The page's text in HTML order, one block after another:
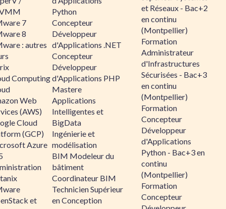
7
8
: autres
Computing
Web
(AWS)
Cloud
(GCP)
Azure
et
Python
Concepteur
Développeur
d'Applications .NET
Concepteur
Développeur
d'Applications PHP
Mastere
Applications
Intelligentes et
BigData
Ingénierie et
modélisation
BIM Modeleur du
bâtiment
Coordinateur BIM
Technicien Supérieur
en Conception
et Réseaux - Bac+2
en continu
(Montpellier)
Formation
Administrateur
d'Infrastructures
Sécurisées - Bac+3
en continu
(Montpellier)
Formation
Concepteur
Développeur
d'Applications
Python - Bac+3 en
continu
(Montpellier)
Formation
Concepteur